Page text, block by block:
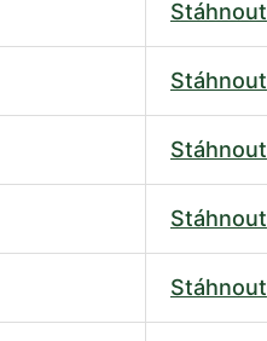
Stáhnout
Stáhnout
Stáhnout
Stáhnout
Stáhnout